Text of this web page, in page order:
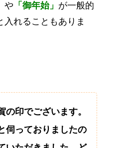
や 「御年始」 が一般的
入れることもありま
の印でございます。
伺っておりましたの